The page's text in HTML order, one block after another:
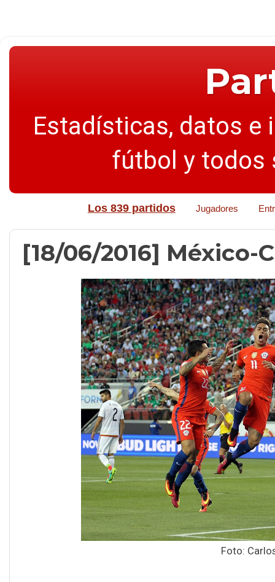
Estadísticas, datos e
fútbol y todos
Los 839 partidos Jugadores
[18/06/2016] México-
Foto: